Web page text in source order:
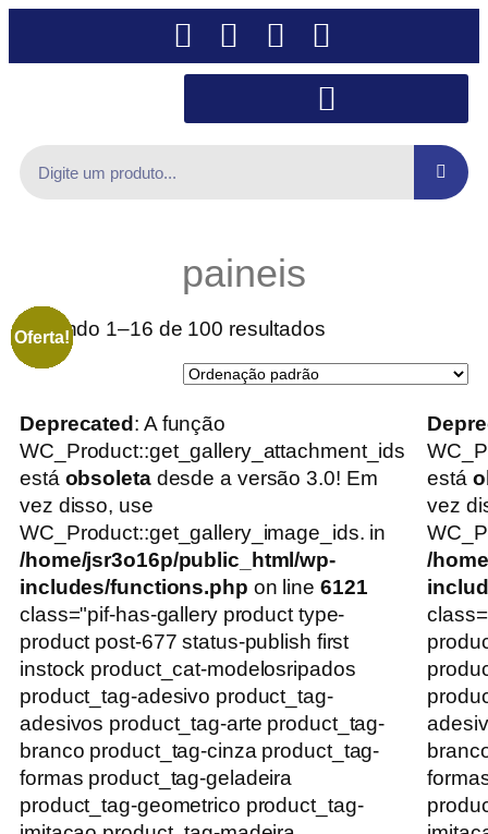
paineis
Exibindo 1–16 de 100 resultados
Deprecated : A função
WC_Product::get_gallery_attachment_ids
está obsoletadesde a versão 3.0! Em
vez disso, use
WC_Product::get_gallery_image_ids. in
/home/jsr3o16p/public_html/wp-
includes/functions.php on line 6121
class="pif-has-gallery product type-
product post-677 status-publish first
instock product_cat-modelosripados
product_tag-adesivo product_tag-
adesivos product_tag-arte product_tag-
branco product_tag-cinza product_tag-
formas product_tag-geladeira
product_tag-geometrico product_tag-
Oferta!
está
vez
/
Oferta!
Oferta!
Oferta!
Oferta!
Oferta!
Oferta!
Oferta!
Oferta!
Oferta!
Oferta!
Oferta!
Oferta!
Oferta!
Oferta!
Oferta!